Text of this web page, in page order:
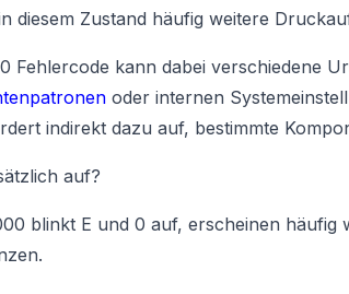
diesem Zustand häufig weitere
Fehlercode kann dabei verschiedene
oder internen
indirekt dazu auf, bestimmte
auf?
blinkt E und 0 auf, erscheinen